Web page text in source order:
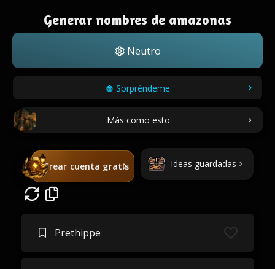
Generar nombres de amazonas
Neutro
Sorpréndeme
Más como esto
Crear cuenta gratis Ideas guardadas
Prethippe